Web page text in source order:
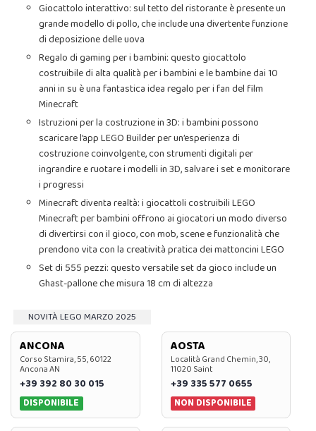
Giocattolo interattivo: sul tetto del ristorante è presente un
grande modello di pollo, che include una divertente funzione
di deposizione delle uova
Regalo di gaming per i bambini: questo giocattolo
costruibile di alta qualità per i bambini e le bambine dai 10
anni in su è una fantastica idea regalo per i fan del film
Minecraft
Istruzioni per la costruzione in 3D: i bambini possono
scaricare l’app LEGO Builder per un’esperienza di
costruzione coinvolgente, con strumenti digitali per
ingrandire e ruotare i modelli in 3D, salvare i set e monitorare
i progressi
Minecraft diventa realtà: i giocattoli costruibili LEGO
Minecraft per bambini offrono ai giocatori un modo diverso
di divertirsi con il gioco, con mob, scene e funzionalità che
prendono vita con la creatività pratica dei mattoncini LEGO
Set di 555 pezzi: questo versatile set da gioco include un
Ghast-pallone che misura 18 cm di altezza
NOVITÀ LEGO MARZO 2025
ANCONA
Corso Stamira, 55, 60122
Ancona AN
+39 392 80 30 015
DISPONIBILE
AOSTA
Località Grand Chemin, 30,
11020 Saint
+39 335 577 0655
NON DISPONIBILE